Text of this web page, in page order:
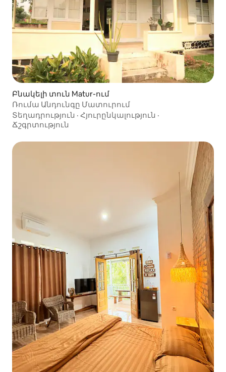
Բնակելի տուն Matur-ում
Ռումա Անդունգը Մատուրում
Տեղադրություն · Հյուրընկալություն ·
Ճշգրտություն